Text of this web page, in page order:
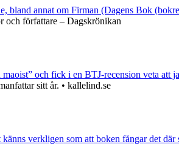
bland annat om Firman (Dagens Bok
och författare – Dagskrönikan
och fick i en BTJ-recension veta att
sitt år. • kallelind.se
verkligen som att boken fångar det